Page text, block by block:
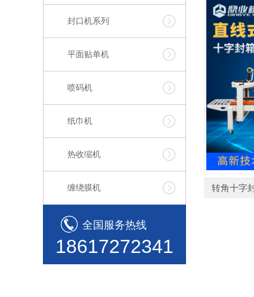
封口机系列
平面贴单机
喷码机
纸巾机
热收缩机
缠绕膜机
全国服务热线
18617272341
转角十字